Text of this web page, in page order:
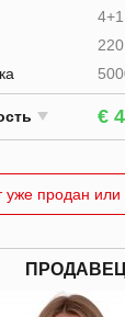
4+1
€
уже продан или